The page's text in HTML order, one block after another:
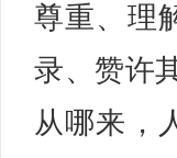
尊重、理
录、赞许
从哪来，